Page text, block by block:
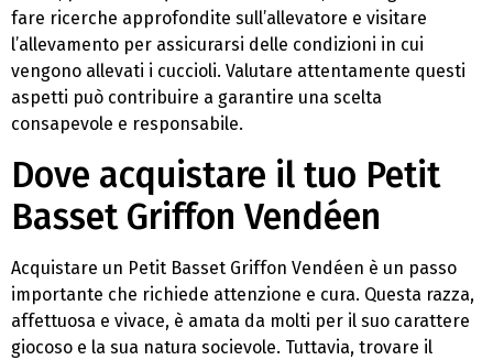
fare ricerche approfondite sull’allevatore e visitare
l’allevamento per assicurarsi delle condizioni in cui
vengono allevati i cuccioli. Valutare attentamente questi
aspetti può contribuire a garantire una scelta
consapevole e responsabile.
Dove acquistare il tuo Petit
Basset Griffon Vendéen
Acquistare un Petit Basset Griffon Vendéen è un passo
importante che richiede attenzione e cura. Questa razza,
affettuosa e vivace, è amata da molti per il suo carattere
giocoso e la sua natura socievole. Tuttavia, trovare il